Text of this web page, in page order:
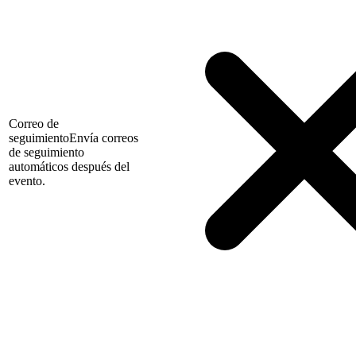
Correo de
seguimientoEnvía correos
de seguimiento
automáticos después del
evento.